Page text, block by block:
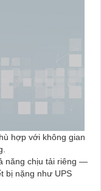
hợp với không gian
năng chịu tải riêng —
bị nặng như UPS